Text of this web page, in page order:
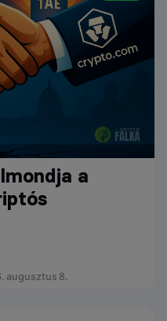
a
augusztus 8.